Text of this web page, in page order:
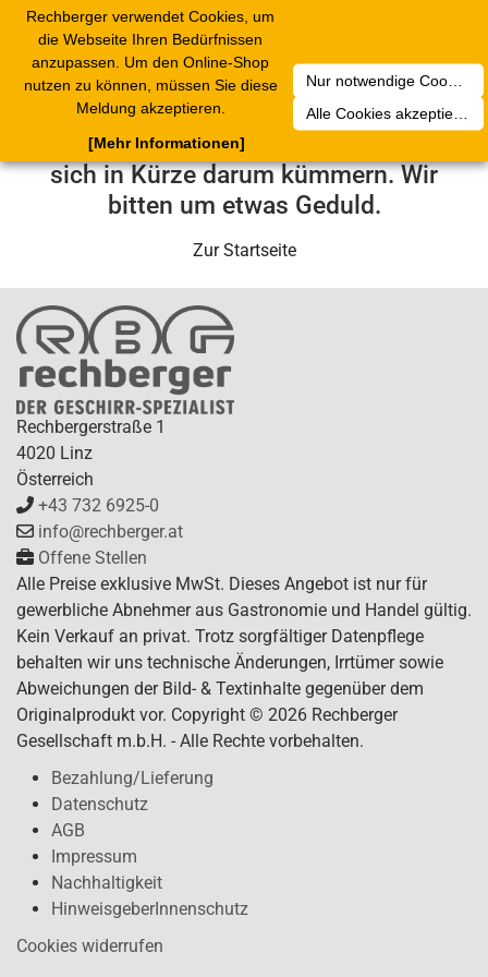
Rechberger verwendet Cookies, um
die Webseite Ihren Bedürfnissen
anzupassen. Um den Online-Shop
nutzen zu können, müssen Sie diese
Meldung akzeptieren.
Nur notwendige Cookies akzeptieren
Alle Cookies akzeptieren
[Mehr Informationen]
Leider ist ein technischer Fehler
aufgetreten. Unser Service-Team wird
sich in Kürze darum kümmern. Wir
bitten um etwas Geduld.
Zur Startseite
Rechbergerstraße 1
4020 Linz
Österreich
+43 732 6925-0
info@rechberger.at
Offene Stellen
Alle Preise exklusive MwSt. Dieses Angebot ist nur für
gewerbliche Abnehmer aus Gastronomie und Handel gültig.
Kein Verkauf an privat. Trotz sorgfältiger Datenpflege
behalten wir uns technische Änderungen, Irrtümer sowie
Abweichungen der Bild- & Textinhalte gegenüber dem
Originalprodukt vor. Copyright © 2026 Rechberger
Gesellschaft m.b.H. - Alle Rechte vorbehalten.
Bezahlung/Lieferung
Datenschutz
AGB
Impressum
Nachhaltigkeit
HinweisgeberInnenschutz
Cookies widerrufen